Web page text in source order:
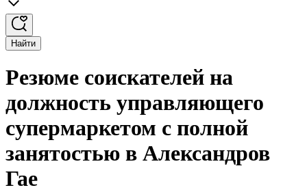
Найти
Резюме соискателей на
должность управляющего
супермаркетом с полной
занятостью в Александров
Гае